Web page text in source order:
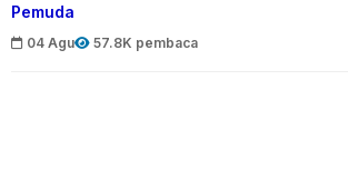
Pemuda
04 Agu 57.8K pembaca